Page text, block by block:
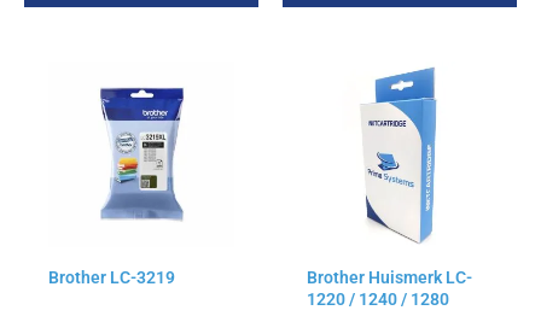
Brother LC-3219
gekozen
Brother Huismerk LC-
1220 / 1240 / 1280
gekozen
worden